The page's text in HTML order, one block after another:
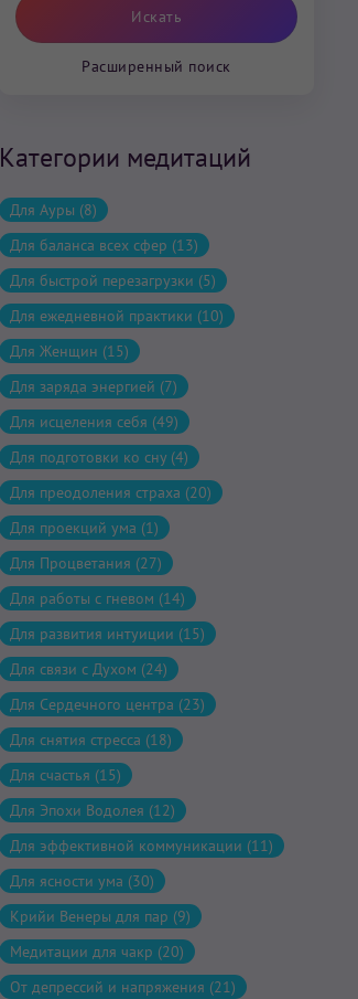
Расширенный поиск
Категории медитаций
Для Ауры (8)
Для баланса всех сфер (13)
Для быстрой перезагрузки (5)
Для ежедневной практики (10)
Для Женщин (15)
Для заряда энергией (7)
Для исцеления себя (49)
Для подготовки ко сну (4)
Для преодоления страха (20)
Для проекций ума (1)
Для Процветания (27)
Для работы с гневом (14)
Для развития интуиции (15)
Для связи с Духом (24)
Для Сердечного центра (23)
Для снятия стресса (18)
Для счастья (15)
Для Эпохи Водолея (12)
Для эффективной коммуникации (11)
Для ясности ума (30)
Крийи Венеры для пар (9)
Медитации для чакр (20)
От депрессий и напряжения (21)